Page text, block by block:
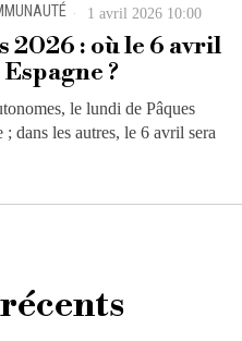
1 avril 2026 10:00
2026 : où le 6 avril
?
le lundi de Pâques
dans les autres, le 6 avril sera